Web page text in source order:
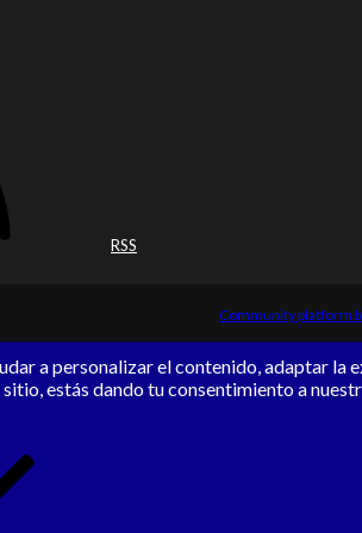
RSS
Community platform
a personalizar el contenido, adaptar la
estás dando tu consentimiento a